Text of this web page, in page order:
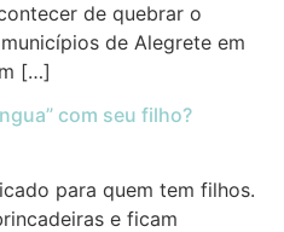
de quebrar o
de Alegrete em
[…]
com seu filho?
para quem tem filhos.
e ficam